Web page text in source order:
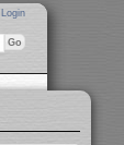
Login